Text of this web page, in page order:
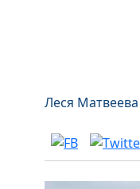
Леся Матвеева